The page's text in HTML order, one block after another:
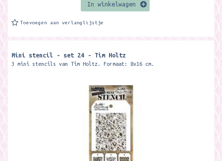
In winkelwagen
Toevoegen aan verlanglijstje
Mini stencil - set 24 - Tim Holtz
3 mini stencils van Tim Holtz. Formaat: 8x16 cm.